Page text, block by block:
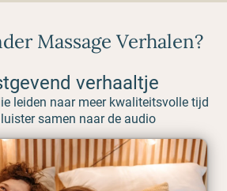
Massage Verhalen?
verhaaltje
leiden naar meer kwaliteitsvolle tijd
samen naar de audio